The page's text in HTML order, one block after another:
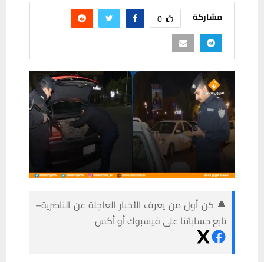
مشاركة 0
🔔 كن أول من يعرف الأخبار العاجلة عن الناصرية–
تابع حساباتنا على فيسبوك أو أكس